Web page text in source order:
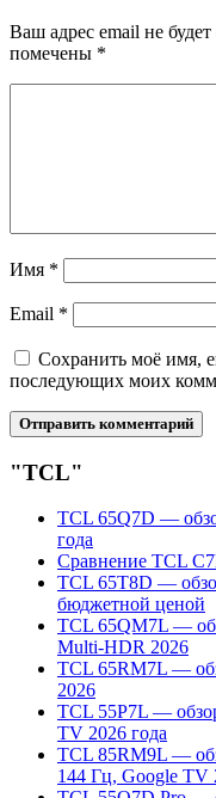
Ваш адрес email не
помечены *
Имя *
Email *
Сохранить моё имя,
последующих моих
"TCL"
TCL 65Q7D —
года
Сравнение TCL
TCL 65T8D —
бюджетной ценой
TCL 65QM7L —
Multi-HDR 2026
TCL 65RM7L —
2026
TCL 55P7L —
TV 2026 года
TCL 85RM9L —
144 Гц, Google TV